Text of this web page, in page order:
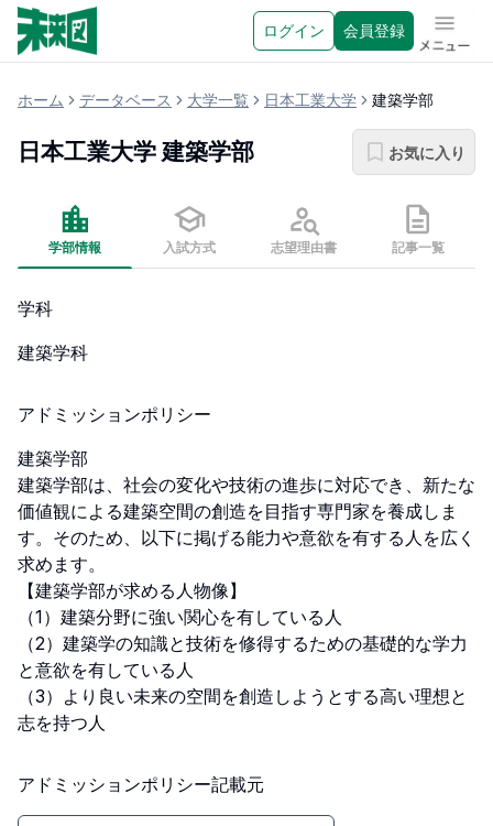
ログイン 会員登録 メニュ
ホーム データベース 大学一覧 日本工業大学 建築学部
日本工業大学 建築学部 お気に入り
学部情報 入試方式 志望理由書 記事一覧
学科
建築学科
アドミッションポリシー
建築学部
建築学部は、社会の変化や技術の進歩に対応でき、新たな
価値観による建築空間の創造を目指す専門家を養成しま
す。そのため、以下に掲げる能力や意欲を有する人を広く
求めます。
【建築学部が求める人物像】
（1）建築分野に強い関心を有している人
（2）建築学の知識と技術を修得するための基礎的な学力
と意欲を有している人
（3）より良い未来の空間を創造しようとする高い理想と
志を持つ人
アドミッションポリシー記載元